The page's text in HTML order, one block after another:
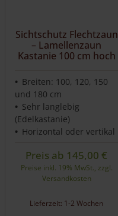
Sichtschutz Flechtzaun
– Lamellenzaun
Kastanie 100 cm hoch
Breiten: 100, 120, 150
und 180 cm
Sehr langlebig
(Edelkastanie)
Horizontal oder vertikal
Preis ab 145,00 €
Preise inkl. 19% MwSt., zzgl.
Versandkosten
Lieferzeit: 1-2 Wochen